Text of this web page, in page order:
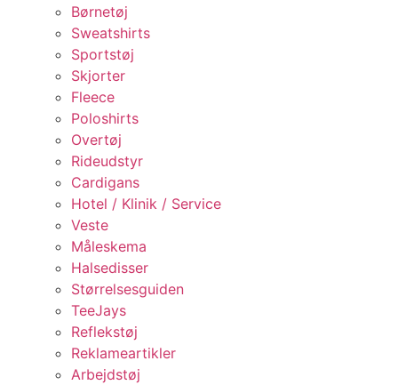
Børnetøj
Sweatshirts
Sportstøj
Skjorter
Fleece
Poloshirts
Overtøj
Rideudstyr
Cardigans
Hotel / Klinik / Service
Veste
Måleskema
Halsedisser
Størrelsesguiden
TeeJays
Reflekstøj
Reklameartikler
Arbejdstøj